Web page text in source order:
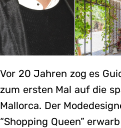
Vor 20 Jahren zog es
zum ersten Mal auf die
Mallorca. Der
“Shopping Queen”